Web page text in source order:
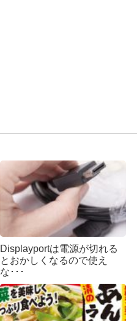
Displayportは電源が切れる
とおかしくなるので使え
な･･･